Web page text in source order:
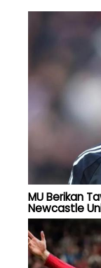
MU Berikan
Newcastle